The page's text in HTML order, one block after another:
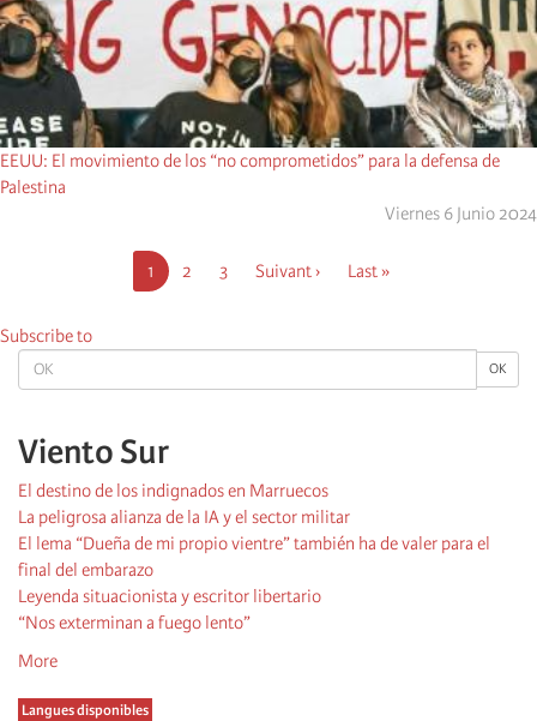
OK OK
Viento Sur
El destino de los indignados en Marruecos
La peligrosa alianza de la IA y el sector militar
El lema “Dueña de mi propio vientre” también ha de valer para el
final del embarazo
Leyenda situacionista y escritor libertario
“Nos exterminan a fuego lento”
More
Langues disponibles
EEUU: El movimiento de los “no comprometidos” para la defensa de
Palestina
Viernes 6 Junio 2024
Current
page
1 Página
2 Página
3
Next
Suivant ›
Last
Last »
Subscribe to